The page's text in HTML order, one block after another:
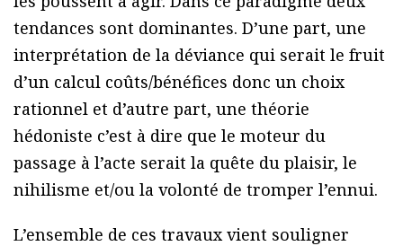
tendances sont dominantes. D’une part, une
interprétation de la déviance qui serait le fruit
d’un calcul coûts/bénéfices donc un choix
rationnel et d’autre part, une théorie
hédoniste c’est à dire que le moteur du
passage à l’acte serait la quête du plaisir, le
nihilisme et/ou la volonté de tromper l’ennui.
L’ensemble de ces travaux vient souligner